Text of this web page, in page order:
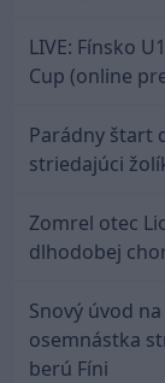
LIVE: Fínsko
Cup (online
Parádny štart
striedajúci
Zomrel otec
dlhodobej
Snový úvod
osemnástka
berú Fíni